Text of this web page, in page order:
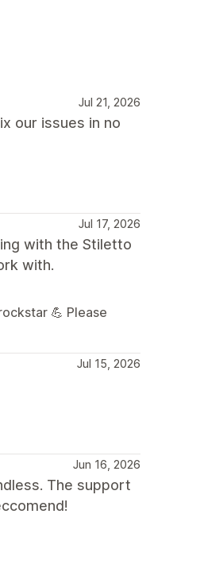
Jul 21, 2026
our issues in no
Jul 17, 2026
with the Stiletto
with.
💪 Please
Jul 15, 2026
Jun 16, 2026
The support